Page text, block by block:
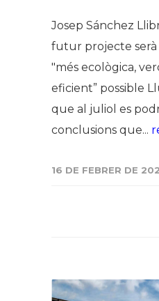
Josep Sánchez
futur projecte
"més ecològica,
eficient” possible
que al juliol es
conclusions que...
16 DE FEBRER DE